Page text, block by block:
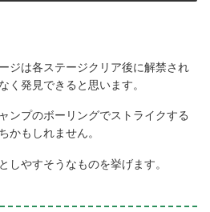
ジは各ステージクリア後に解禁され
く発見できると思います。
ンプのボーリングでストライクする
かもしれません。
しやすそうなものを挙げます。